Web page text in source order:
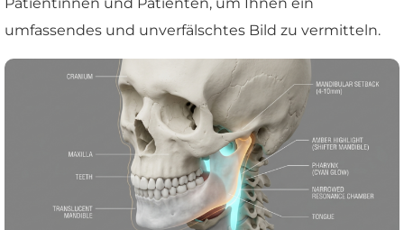
umfassendes und unverfälschtes Bild zu vermitteln.